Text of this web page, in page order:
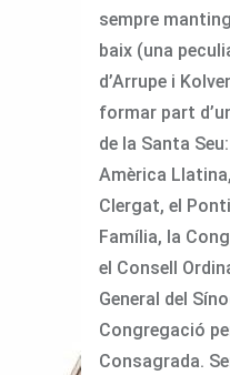
sempre
baix (una
d’Arrupe i
formar part
de la Santa
Amèrica
Clergat, el
Família, la
el Consell
General del
Congregació
Consagrada.